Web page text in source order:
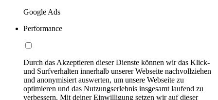
Google Ads
Performance
Durch das Akzeptieren dieser Dienste können wir das Klick-
und Surfverhalten innerhalb unserer Webseite nachvollziehen
und anonymisiert auswerten, um unsere Webseite zu
optimieren und das Nutzungserlebnis insgesamt laufend zu
verbessern. Mit deiner Einwilligung setzen wir auf dieser